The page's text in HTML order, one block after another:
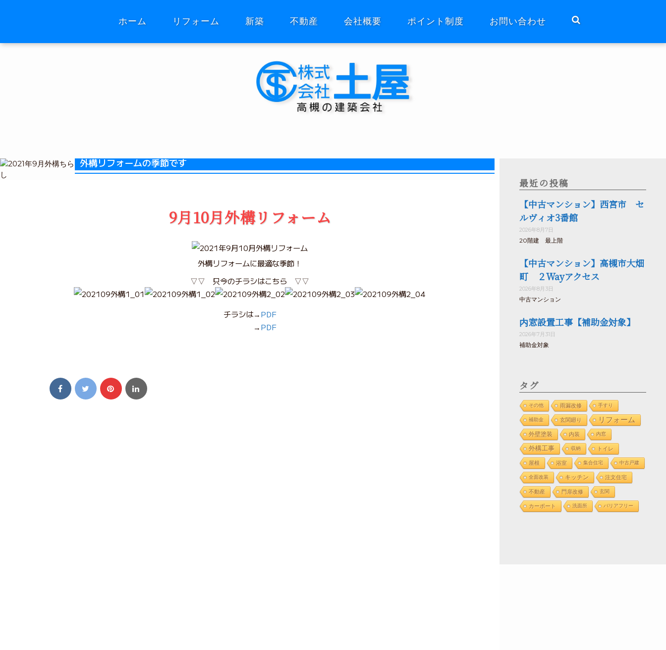
ホーム リフォーム 新築 不動産 会社概要 ポイント制度 お問い合わせ
外構リフォームの季節です
9月10月外構リフォーム
外構リフォームに最適な季節！
▽▽ 只今のチラシはこちら ▽▽
チラシは→PDF
→PDF
最近の投稿
【中古マンション】西宮市 セ
ルヴィオ3番館
2026年8月7日
20階建 最上階
【中古マンション】高槻市大畑
町 ２Wayアクセス
2026年8月3日
中古マンション
内窓設置工事【補助金対象】
2026年7月31日
補助金対象
タグ
その他 雨漏改修 手すり
補助金 玄関廻り リフォーム
外壁塗装 内装 内窓
外構工事 収納 トイレ
屋根 浴室 集合住宅 中古戸建
全面改装 キッチン 注文住宅
不動産 門扉改修 玄関
カーポート 洗面所 バリアフリー